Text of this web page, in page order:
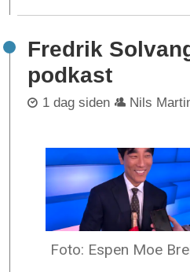
Fredrik
podkast
1 dag siden Nils
Foto: Espen Moe